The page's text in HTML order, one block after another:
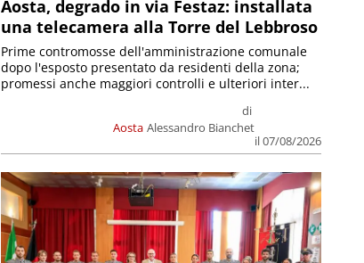
Aosta, degrado in via Festaz: installata
una telecamera alla Torre del Lebbroso
Aosta
di
Alessandro Bianchet
il 07/08/2026
Prime contromosse dell'amministrazione comunale
dopo l'esposto presentato da residenti della zona;
promessi anche maggiori controlli e ulteriori inter...